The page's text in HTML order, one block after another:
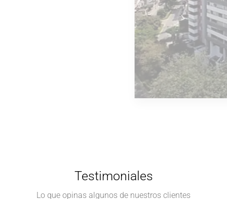
Testimoniales
Lo que opinas algunos de nuestros clientes